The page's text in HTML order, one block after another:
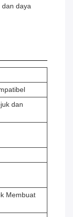
dan daya
dan
Membuat